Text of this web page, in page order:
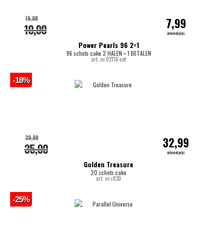
Power Pearls 96 2=1
96 schots cake 2 HALEN = 1 BETALEN
art. nr.02118-set
10,00
15,98 7,99
internetprijs
Golden Treasure
20 schots cake
art. nr.r830
35,00
39,99 32,99
internetprijs
-18%
-25%